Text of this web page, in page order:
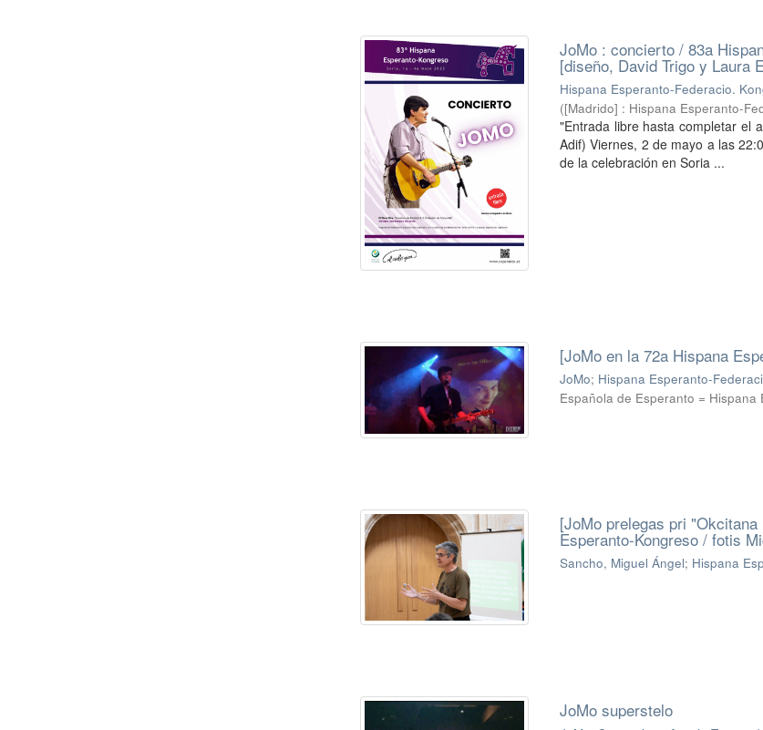
JoMo : concierto / 83a
[diseño, David Trigo y Laura
Hispana Esperanto-Federacio.
([Madrido] : Hispana Esperanto-
"Entrada libre hasta completar el
Adif) Viernes, 2 de mayo a las
de la celebración en Soria ...
[JoMo en la 72a Hispana
JoMo; Hispana Esperanto-
Española de Esperanto =
[JoMo prelegas pri
Esperanto-Kongreso / fotis
Sancho, Miguel Ángel; Hispana
JoMo superstelo